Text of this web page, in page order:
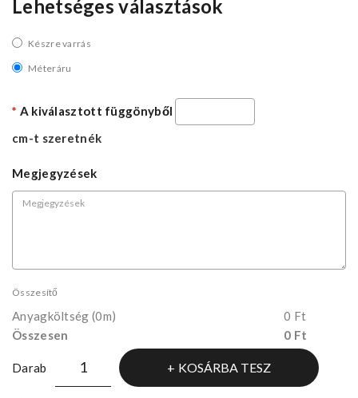
Lehetséges választások
Készre varrás
Méteráru
A kiválasztott függönyből
cm-t szeretnék
Megjegyzések
Összesítő
Anyagköltség (0m)
0 Ft
Összesen
0 Ft
Darab KOSÁRBA TESZ